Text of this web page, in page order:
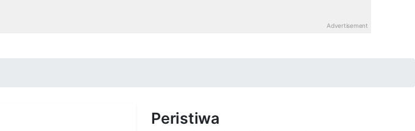
Peristiwa